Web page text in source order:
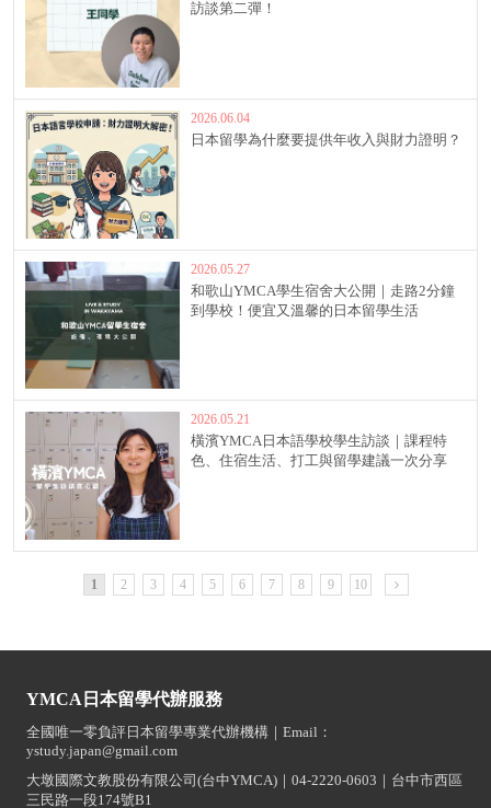
訪談第二彈！
2026.06.04
日本留學為什麼要提供年收入與財力證明？
2026.05.27
和歌山YMCA學生宿舍大公開｜走路2分鐘
到學校！便宜又溫馨的日本留學生活
2026.05.21
橫濱YMCA日本語學校學生訪談｜課程特
色、住宿生活、打工與留學建議一次分享
1 2 3 4 5 6 7 8 9 10
YMCA日本留學代辦服務
全國唯一零負評日本留學專業代辦機構｜Email：
ystudy.japan@gmail.com
大墩國際文教股份有限公司(台中YMCA)｜04-2220-0603｜台中市西區
三民路一段174號B1